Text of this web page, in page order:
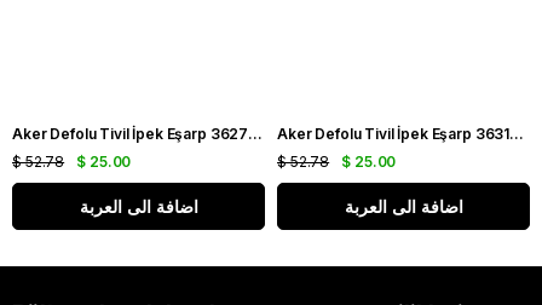
Aker Defolu Tivil İpek Eşarp 36275 Yeşil Karışık Desen
$ 25.00
$ 52.78
اضافة الى العربة
Aker Defolu Tivil İpek Eşarp 36312 Yeşil Karışık Desen
$ 25.00
$ 52.78
اضافة الى العربة